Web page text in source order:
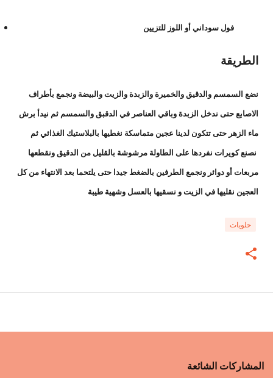
فول سوداني أو اللوز للتزيين
الطريقة
نضع السمسم والدقيق والخميرة والزبدة والزيت والبيضة ونجمع بأطراف
الاصابع حتى ندخل الزبدة وباقي العناصر في الدقبق والسمسم ثم نيدأ برش
ماء الزهر حتى تتكون لدينا عجين متماسكة نغطيها بالبلاستيك الغذائي ثم
نصنع كويرات نفردها على الطاولة مرشوشة بالقليل من الدقيق ونقطعها
مربعات أو دوائر ونجمع الطرفين بالضغط جيدا حتى يلتحما بعد الانتهاء من كل
العجين نقليها في الزيت و نسقيها بالعسل وشهية طيبة
حلويات
المشاركات الشائعة